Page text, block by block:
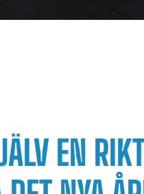
EN